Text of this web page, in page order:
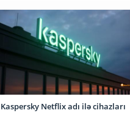
Kaspersky Netflix adı ilə cihazları